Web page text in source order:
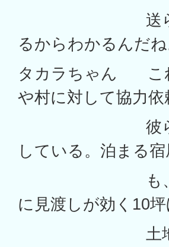
送られてき
るからわかるんだね
タカラちゃん こ
や村に対して協力
彼らは大体
している。泊まる
も、夜に星
に見渡しが効く10
土地を借り